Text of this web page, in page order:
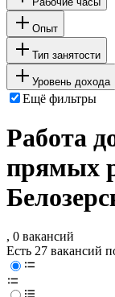
Опыт
Тип занятости
Уровень дохода
Ещё фильтры
Работа
прямых
, 0 вакансий
Есть 27 вакансий